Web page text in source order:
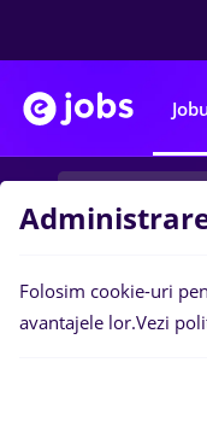
Filtre
Folosim cookie-uri
avantajele lor.Vezi